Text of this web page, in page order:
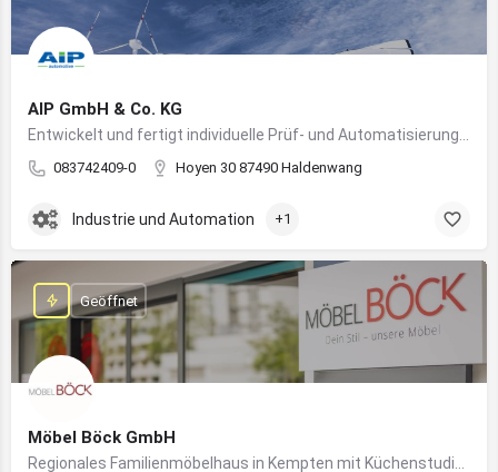
AIP GmbH & Co. KG
083742409-0 Hoyen 30 87490 Haldenwang
Industrie und Automation +1
Möbel Böck GmbH
Geöffnet